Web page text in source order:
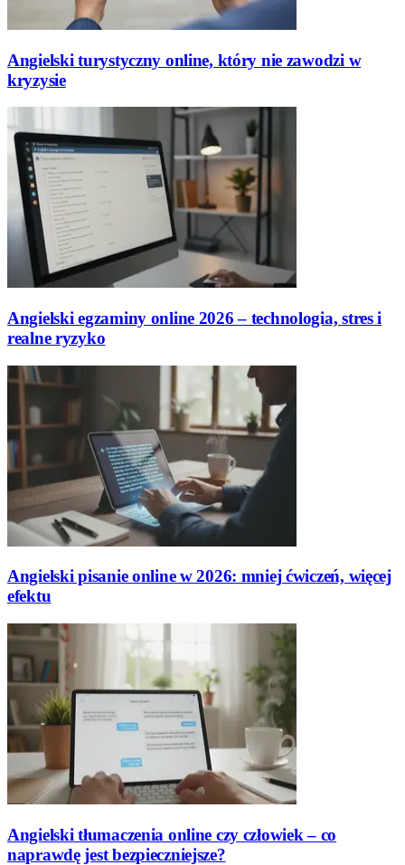
Angielski turystyczny online, który nie zawodzi w
kryzysie
Angielski egzaminy online 2026 – technologia, stres i
realne ryzyko
Angielski pisanie online w 2026: mniej ćwiczeń, więcej
efektu
Angielski tłumaczenia online czy człowiek – co
naprawdę jest bezpieczniejsze?